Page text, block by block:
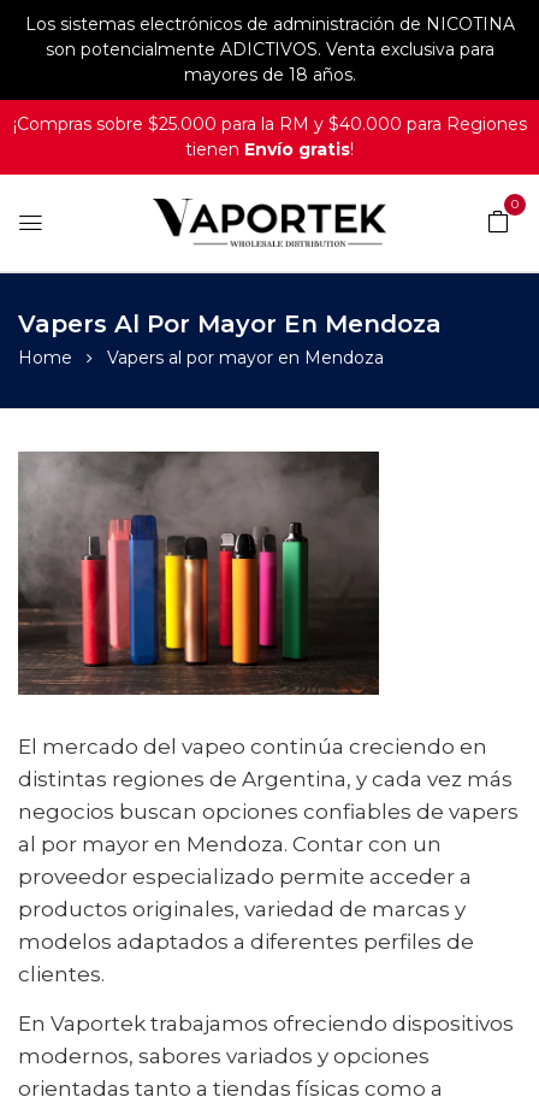
Los sistemas electrónicos de administración de NICOTINA
son potencialmente ADICTIVOS. Venta exclusiva para
mayores de 18 años.
¡Compras sobre $25.000 para la RM y $40.000 para Regiones
tienen Envío gratis!
0
Vapers Al Por Mayor En Mendoza
Home Vapers al por mayor en Mendoza
El mercado del vapeo continúa creciendo en
distintas regiones de Argentina, y cada vez más
negocios buscan opciones confiables de vapers
al por mayor en Mendoza. Contar con un
proveedor especializado permite acceder a
productos originales, variedad de marcas y
modelos adaptados a diferentes perfiles de
clientes.
En Vaportek trabajamos ofreciendo dispositivos
modernos, sabores variados y opciones
orientadas tanto a tiendas físicas como a